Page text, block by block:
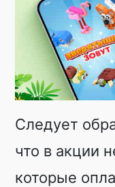
Следует
что в акции
которые